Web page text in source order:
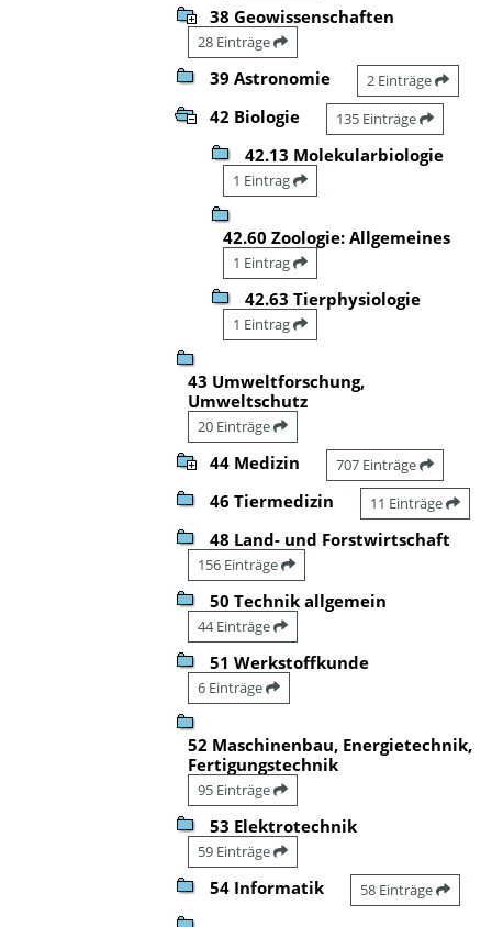
38 Geowissenschaften
28 Einträge
39 Astronomie 2 Einträge
42 Biologie 135 Einträge
42.13 Molekularbiologie
1 Eintrag
42.60 Zoologie: Allgemeines
1 Eintrag
42.63 Tierphysiologie
1 Eintrag
43 Umweltforschung,
Umweltschutz
20 Einträge
44 Medizin 707 Einträge
46 Tiermedizin 11 Einträge
48 Land- und Forstwirtschaft
156 Einträge
50 Technik allgemein
44 Einträge
51 Werkstoffkunde
6 Einträge
52 Maschinenbau, Energietechnik,
Fertigungstechnik
95 Einträge
53 Elektrotechnik
59 Einträge
54 Informatik 58 Einträge